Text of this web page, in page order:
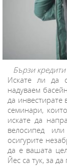
Бързи
Искате ли да
надуваем
да инвестирате
семинари,
искате да
велосипед
осигурите
да е вашата
Йес са тук, за